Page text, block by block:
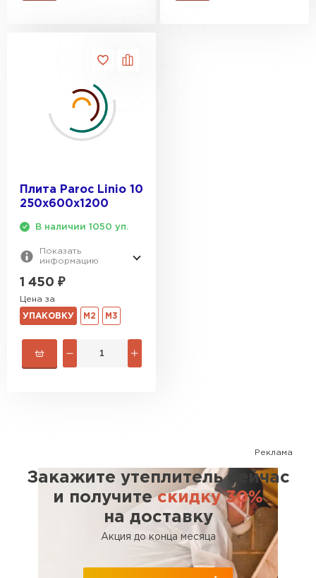
Плита Paroc Linio 10
250х600х1200
В наличии 1050 уп.
Показать
информацию
1 450 ₽
Цена за
УПАКОВКУ М2 М3
Реклама
Закажите утеплитель сейчас
и получитескидку 30%
на доставку
Акция до конца месяца